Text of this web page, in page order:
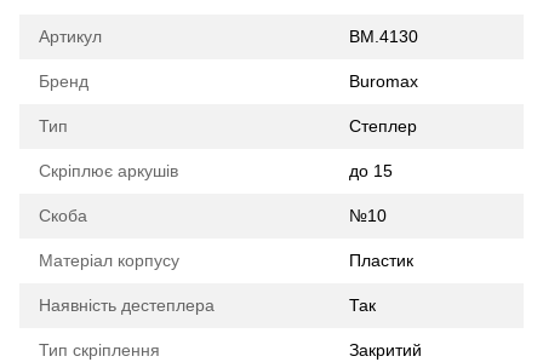
Артикул BM.4130
Бренд Buromax
Тип Степлер
Скріплює аркушів до 15
Скоба №10
Матеріал корпусу Пластик
Наявність дестеплера Так
Тип скріплення Закритий